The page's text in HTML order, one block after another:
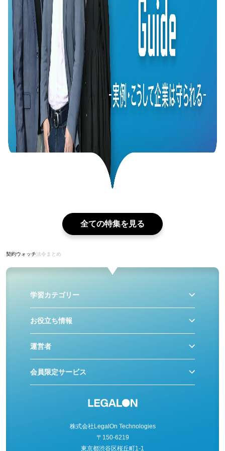
全ての特集を見る
契約ウォッチ法令まとめ
学習カテゴリー
お役立ち情報
運営者
会員限定サービス
株式会社LegalOn Technologies
〒150-6219
東京都渋谷区桜丘町1-1